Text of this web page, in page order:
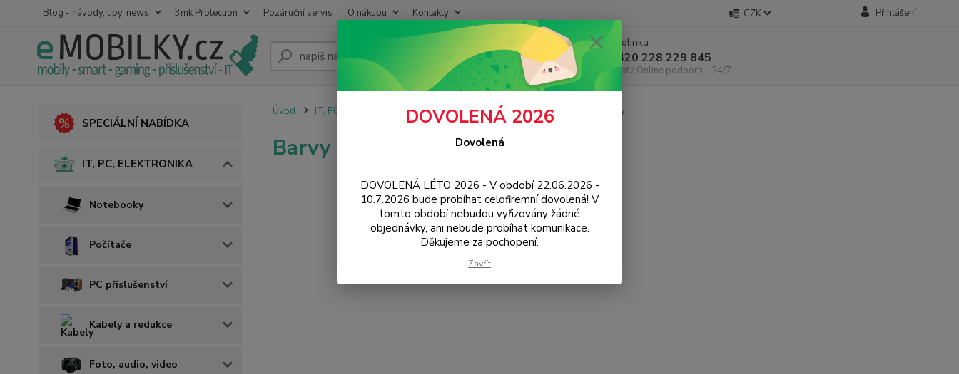
Blog - návody, tipy, news 3mk Protection Pozáruční servis O nákupu Kontakty CZK Přihlášení
Hledat
Infolinka
+420 228 229 845
Chat / Online podpora - 24/7
SPECIÁLNÍ NABÍDKA
IT, PC, ELEKTRONIKA
Notebooky
Počítače
PC příslušenství
Kabely a redukce
Foto, audio, video
Úvod IT, PC, ELEKTRONIKA Kancelářské vybavení Papírnictví Barvy
Barvy
...
DOVOLENÁ 2026
Dovolená
DOVOLENÁ LÉTO 2026 - V období 22.06.2026 -
10.7.2026 bude probíhat celofiremní dovolená! V
tomto období nebudou vyřizovány žádné
objednávky, ani nebude probíhat komunikace.
Děkujeme za pochopení.
Zavřít